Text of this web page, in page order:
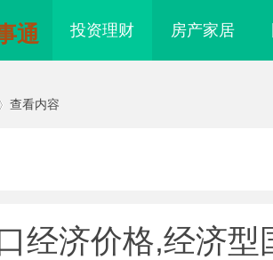
通 投资理财 房产家居
查看内容
经济价格,经济